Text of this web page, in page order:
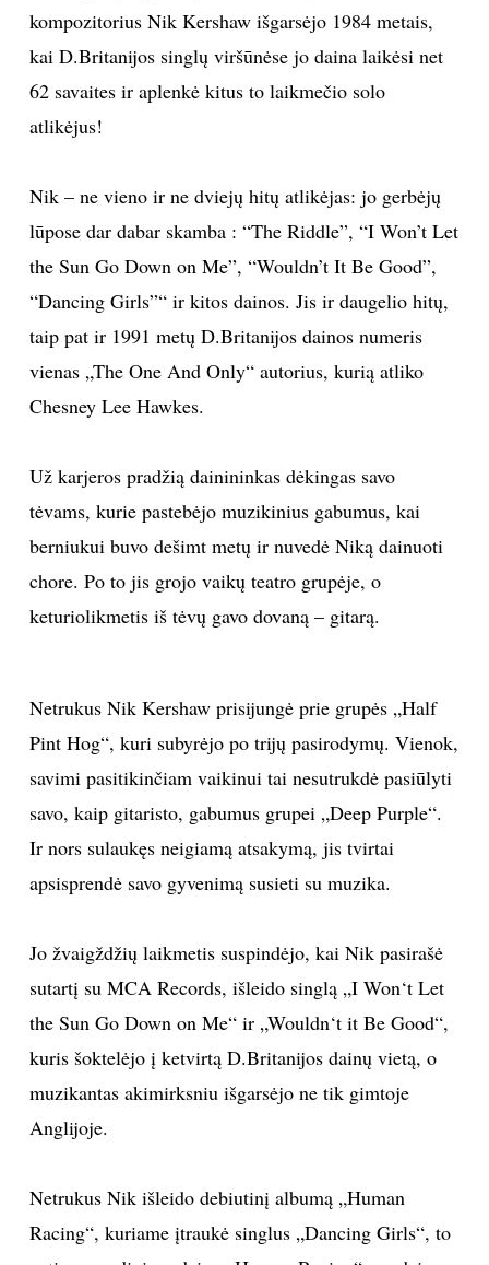
kompozitorius Nik Kershaw išgarsėjo 1984 metais,
kai D.Britanijos singlų viršūnėse jo daina laikėsi net
62 savaites ir aplenkė kitus to laikmečio solo
atlikėjus!
Nik – ne vieno ir ne dviejų hitų atlikėjas: jo gerbėjų
lūpose dar dabar skamba : “The Riddle”, “I Won’t Let
the Sun Go Down on Me”, “Wouldn’t It Be Good”,
“Dancing Girls”“ ir kitos dainos. Jis ir daugelio hitų,
taip pat ir 1991 metų D.Britanijos dainos numeris
vienas „The One And Only“ autorius, kurią atliko
Chesney Lee Hawkes.
Už karjeros pradžią dainininkas dėkingas savo
tėvams, kurie pastebėjo muzikinius gabumus, kai
berniukui buvo dešimt metų ir nuvedė Niką dainuoti
chore. Po to jis grojo vaikų teatro grupėje, o
keturiolikmetis iš tėvų gavo dovaną – gitarą.
Netrukus Nik Kershaw prisijungė prie grupės „Half
Pint Hog“, kuri subyrėjo po trijų pasirodymų. Vienok,
savimi pasitikinčiam vaikinui tai nesutrukdė pasiūlyti
savo, kaip gitaristo, gabumus grupei „Deep Purple“.
Ir nors sulaukęs neigiamą atsakymą, jis tvirtai
apsisprendė savo gyvenimą susieti su muzika.
Jo žvaigždžių laikmetis suspindėjo, kai Nik pasirašė
sutartį su MCA Records, išleido singlą „I Won‘t Let
the Sun Go Down on Me“ ir „Wouldn‘t it Be Good“,
kuris šoktelėjo į ketvirtą D.Britanijos dainų vietą, o
muzikantas akimirksniu išgarsėjo ne tik gimtoje
Anglijoje.
Netrukus Nik išleido debiutinį albumą „Human
Racing“, kuriame įtraukė singlus „Dancing Girls“, to